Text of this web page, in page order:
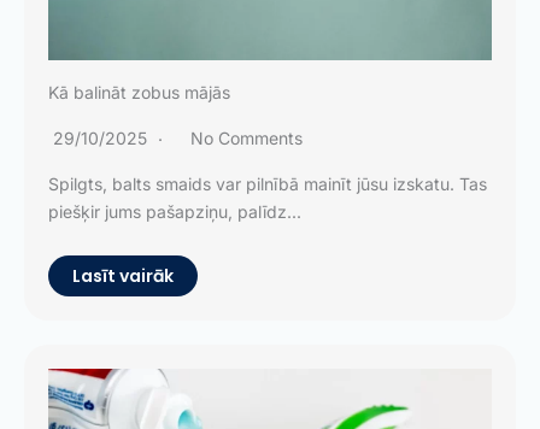
Kā balināt zobus mājās
29/10/2025 No Comments
Spilgts, balts smaids var pilnībā mainīt jūsu izskatu. Tas
piešķir jums pašapziņu, palīdz...
Lasīt vairāk